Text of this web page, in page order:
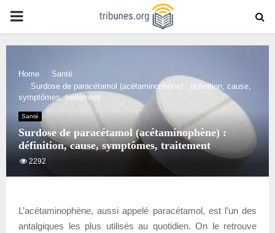
PRIMARY
MENU
Home
Santé
Surdose de paracétamol (acétaminophène) : définition, cause,
symptômes, traitement
Santé
Surdose de paracétamol (acétaminophène) :
définition, cause, symptômes, traitement
2292
L’acétaminophène, aussi appelé paracétamol, est l’un des
antalgiques les plus utilisés au quotidien. On le retrouve